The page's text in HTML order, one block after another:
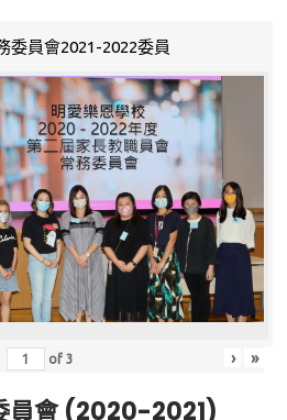
委員會2021-2022委員
of3 › »
員會 (2020-2021)